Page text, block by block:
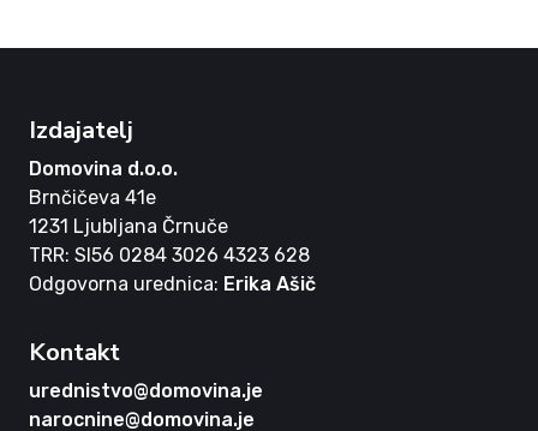
Izdajatelj
Domovina d.o.o.
Brnčičeva 41e
1231 Ljubljana Črnuče
TRR: SI56 0284 3026 4323 628
Odgovorna urednica: Erika Ašič
Kontakt
urednistvo@domovina.je
narocnine@domovina.je